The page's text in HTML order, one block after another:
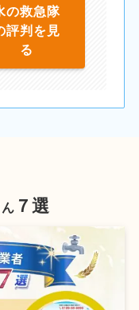
の救急隊
評判を見
る
７選